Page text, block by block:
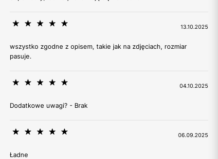
13.10.2025
wszystko zgodne z opisem, takie jak na zdjęciach, rozmiar
pasuje.
04.10.2025
Dodatkowe uwagi? - Brak
06.09.2025
Ładne